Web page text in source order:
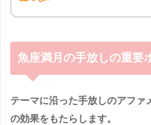
魚座満月の手放しの重要
テーマに沿った手放しのアファ
の効果をもたらします。